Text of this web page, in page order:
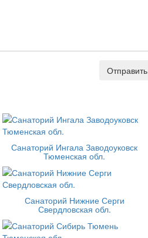
Отправить
Санаторий Ингала Заводоуковск
Тюменская обл.
Санаторий Нижние Серги
Свердловская обл.